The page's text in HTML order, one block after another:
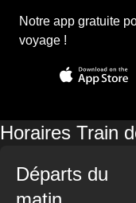
Notre app gratuite
voyage !
Horaires Train
Départs du